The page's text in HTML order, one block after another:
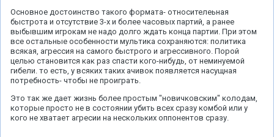
Основное достоинство такого формата- относителеьная
быстрота и отсутствие 3-х и более часовых партий, а ранее
выбывшим игрокам не надо долго ждать конца партии. При этом
все остальные особенности мультика сохраняются: политика
всякая, агрессия на самого быстрого и агрессивного. Порой
целью становится как раз спасти кого-нибудь, от неминуемой
гибели. то есть, у всяких таких ачивок появляется насущная
потребность- чтобы не проиграть.
Это так же дает жизнь более простым "новичковским" колодам,
которые просто не в состоянии убить всех сразу комбой или у
кого не хватает агресии на нескольких оппонентов сразу.